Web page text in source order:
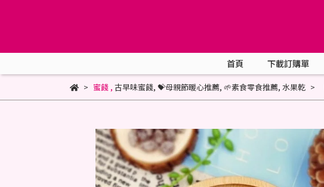
首頁 下載訂購單
蜜餞, 古早味蜜餞, 💝母親節暖心推薦, 🌱素食零食推薦, 水果乾